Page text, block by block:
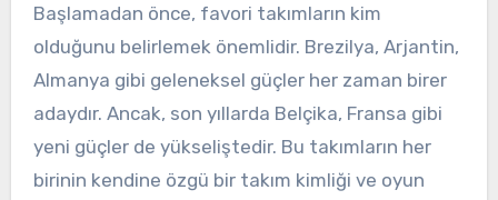
Başlamadan önce, favori takımların kim
olduğunu belirlemek önemlidir. Brezilya, Arjantin,
Almanya gibi geleneksel güçler her zaman birer
adaydır. Ancak, son yıllarda Belçika, Fransa gibi
yeni güçler de yükseliştedir. Bu takımların her
birinin kendine özgü bir takım kimliği ve oyun